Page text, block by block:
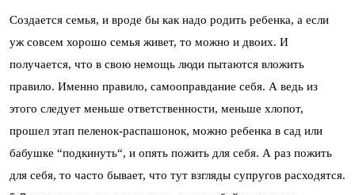
Создается семья, и вроде бы как надо родить ребенка, а если
уж совсем хорошо семья живет, то можно и двоих. И
получается, что в свою немощь люди пытаются вложить
правило. Именно правило, самооправдание себя. А ведь из
этого следует меньше ответственности, меньше хлопот,
прошел этап пеленок-распашонок, можно ребенка в сад или
бабушке “подкинуть“, и опять пожить для себя. А раз пожить
для себя, то часто бывает, что тут взгляды супругов расходятся.